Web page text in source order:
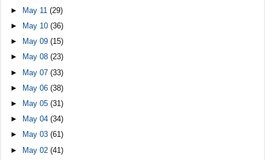
►
May 11(29)
►
May 10(36)
►
May 09(15)
►
May 08(23)
► May 07(33)
►
May 06(38)
►
May 05(31)
►
May 04(34)
►
May 03(61)
► May 02(41)